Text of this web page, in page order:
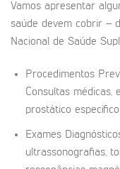
Vamos apresentar
saúde devem cobrir –
Nacional de Saúde
Procedimentos
Consultas médicas,
prostático específico
Exames
ultrassonografias,